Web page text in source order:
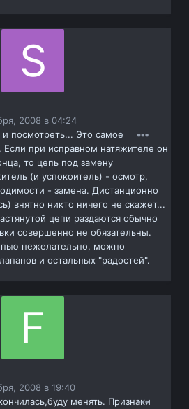
2008 в 04:24
и посмотреть... Это самое
при исправном натяжителе он
то цепь под замену
(и успокоитель) - осмотр,
- замена. Дистанционно
внятно никто ничего не скажет...
цепи раздаются обычно
совершенно не обязательны.
нежелательно, можно
и остальных "радостей".
2008 в 19:40
менять. Признаки